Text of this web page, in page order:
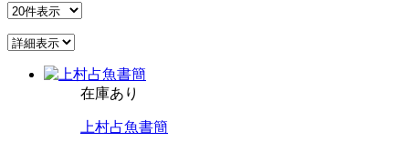
在庫あり
上村占魚書簡